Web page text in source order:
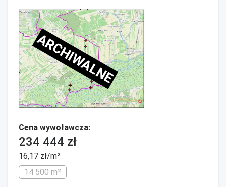
ARCHIWALNE
Cena wywoławcza:
234 444 zł
16,17 zł/m²
14 500 m²